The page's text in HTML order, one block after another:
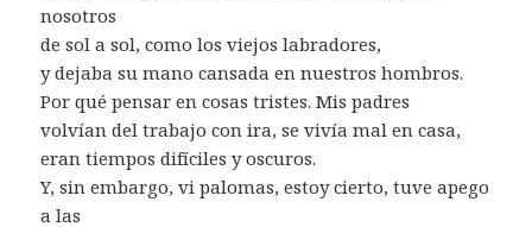
nosotros
de sol a sol, como los viejos labradores,
y dejaba su mano cansada en nuestros hombros.
Por qué pensar en cosas tristes. Mis padres
volvían del trabajo con ira, se vivía mal en casa,
eran tiempos difíciles y oscuros.
Y, sin embargo, vi palomas, estoy cierto, tuve apego
a las